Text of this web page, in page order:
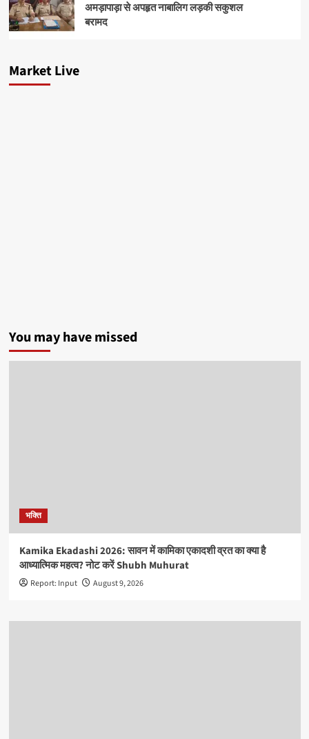
अमड़ापाड़ा से अपहृत नाबालिग लड़की सकुशल
बरामद
Market Live
You may have missed
भक्ति
Kamika Ekadashi 2026: सावन में कामिका एकादशी व्रत का क्या है
आध्यात्मिक महत्व? नोट करें Shubh Muhurat
Report: Input August 9, 2026